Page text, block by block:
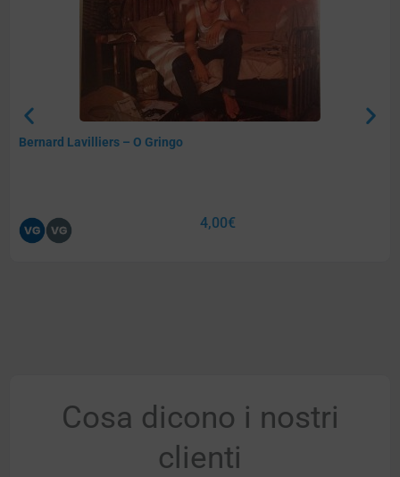
Bernard Lavilliers – O Gringo
4,00€
Cosa dicono i nostri
clienti